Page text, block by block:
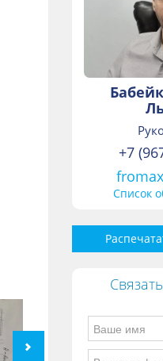
+7
Список